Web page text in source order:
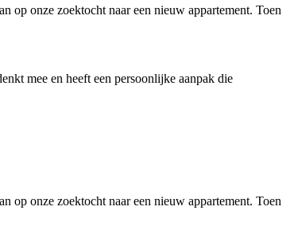
op onze zoektocht naar een nieuw appartement. Toen
mee en heeft een persoonlijke aanpak die
op onze zoektocht naar een nieuw appartement. Toen